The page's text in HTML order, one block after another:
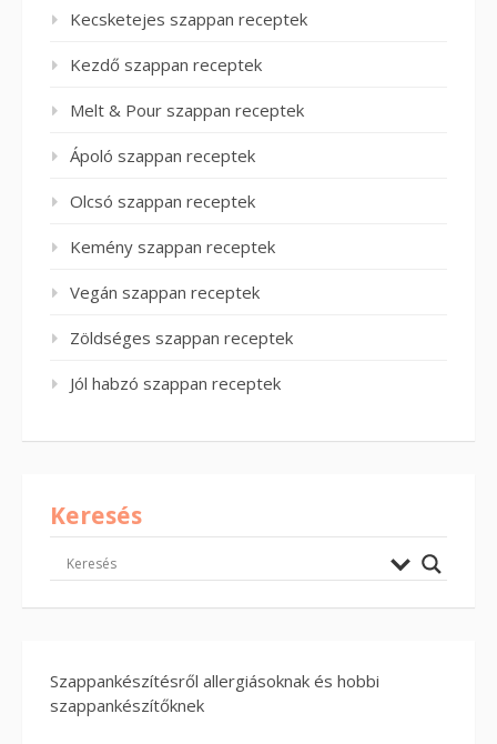
Kecsketejes szappan receptek
Kezdő szappan receptek
Melt & Pour szappan receptek
Ápoló szappan receptek
Olcsó szappan receptek
Kemény szappan receptek
Vegán szappan receptek
Zöldséges szappan receptek
Jól habzó szappan receptek
Keresés
Szappankészítésről allergiásoknak és hobbi
szappankészítőknek